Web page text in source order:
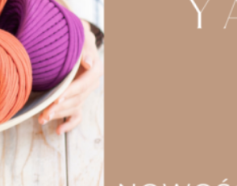
– lekkość i ergonomiczny
idealny dla twórców DIY i
nie tylko funkcjonalny uchwyt,
element dekoracyjny. Wybierz
torebki
, które łączą styl, trwałość i